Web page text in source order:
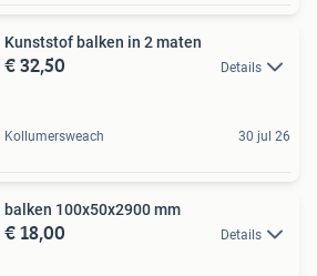
Kunststof balken in 2 maten
€ 32,50 Details
Kollumersweach 30 jul 26
balken 100x50x2900 mm
€ 18,00 Details